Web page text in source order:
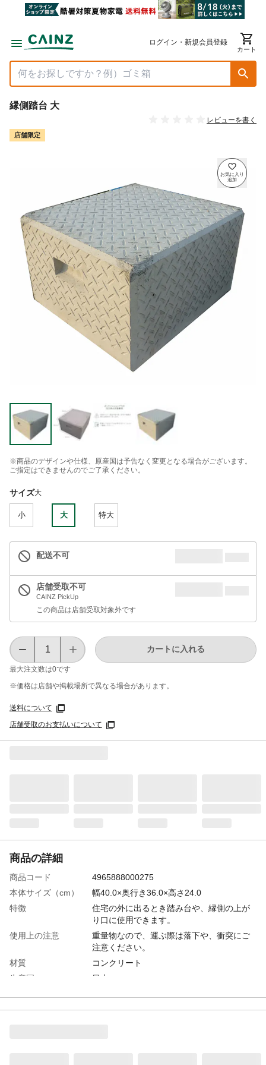
ログイン・新規会員登録
カート
縁側踏台 大
レビューを書く
店舗限定
※商品のデザインや仕様、原産国は予告なく変更となる場合がございます。
ご指定はできませんのでご了承ください。
サイズ大
小 大 特大
配送不可
店舗受取不可
CAINZ PickUp
この商品は店舗受取対象外です
最大注文数は0です
カートに入れる
※価格は​店舗や​掲載場所で​異なる​場合が​あります。
送料について
店舗受取のお支払いについて
商品の詳細
商品コード
4965888000275
本体サイズ（cm）
幅40.0×奥行き36.0×高さ24.0
特徴
住宅の外に出るとき踏み台や、縁側の上が
り口に使用できます。
使用上の注意
重量物なので、運ぶ際は落下や、衝突にご
注意ください。
材質
コンクリート
生産国
日本